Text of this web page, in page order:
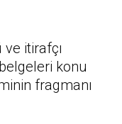
itirafçı
belgeleri konu
fragmanı